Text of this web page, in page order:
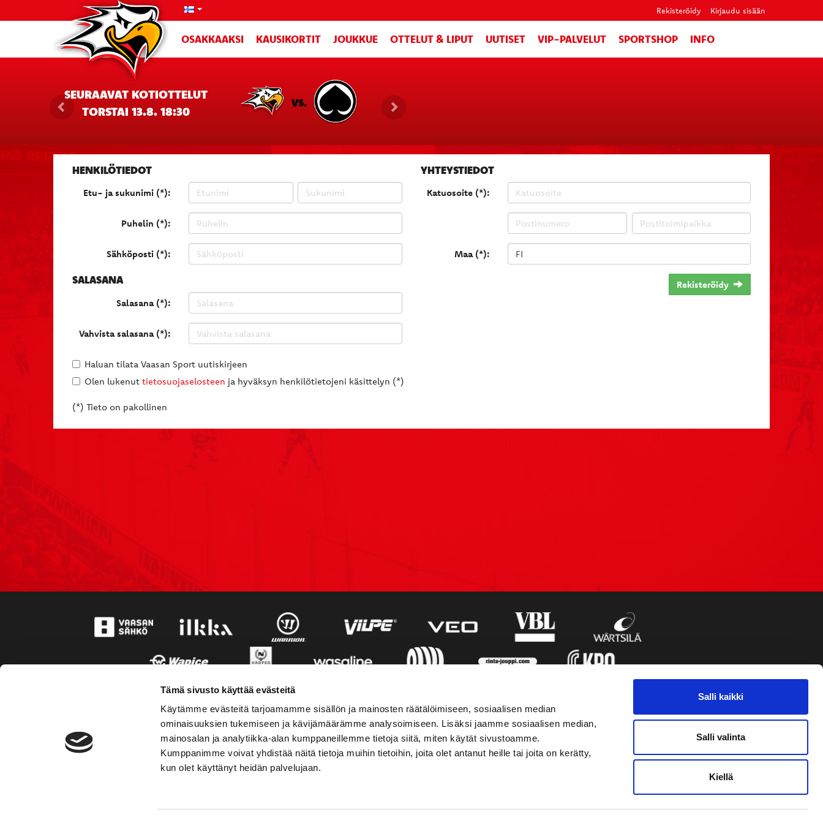
Tämä sivusto käyttää evästeitä
Käytämme evästeitä tarjoamamme sisällön ja mainosten räätälöimiseen, sosiaalisen median
ominaisuuksien tukemiseen ja kävijämäärämme analysoimiseen. Lisäksi jaamme sosiaalisen median,
mainosalan ja analytiikka-alan kumppaneillemme tietoja siitä, miten käytät sivustoamme.
Kumppanimme voivat yhdistää näitä tietoja muihin tietoihin, joita olet antanut heille tai joita on kerätty,
kun olet käyttänyt heidän palvelujaan.
Salli kaikki
Salli valinta
Kiellä
Rekisteröidy Kirjaudu sisään
OSAKKAAKSI KAUSIKORTIT JOUKKUE OTTELUT & LIPUT UUTISET VIP-PALVELUT SPORTSHOP INFO
SEURAAVAT KOTIOTTELUT
TORSTAI 13.8. 18:30
VS.
HENKILÖTIEDOT
Etu- ja sukunimi (*):
Puhelin (*):
Sähköposti (*):
SALASANA
Salasana (*):
Vahvista salasana (*):
YHTEYSTIEDOT
Katuosoite (*):
Maa (*):
Rekisteröidy
Haluan tilata Vaasan Sport uutiskirjeen
Olen lukenut tietosuojaselosteen ja hyväksyn henkilötietojeni käsittelyn (*)
(*) Tieto on pakollinen
YHTEYSTIEDOT SOSIAALINEN MEDIA VAASAN SPORT UUTISKIRJE